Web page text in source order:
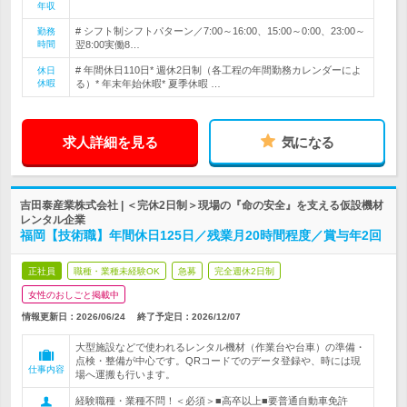
年収
勤務
時間
# シフト制シフトパターン／7:00～16:00、15:00～0:00、23:00～
翌8:00実働8…
休日
休暇
# 年間休日110日* 週休2日制（各工程の年間勤務カレンダーによ
る）* 年末年始休暇* 夏季休暇 …
求人詳細を見る 気になる
吉田泰産業株式会社 | ＜完休2日制＞現場の『命の安全』を支える仮設機材
レンタル企業
福岡【技術職】年間休日125日／残業月20時間程度／賞与年2回
正社員 職種・業種未経験OK 急募 完全週休2日制
女性のおしごと掲載中
情報更新日：2026/06/24 終了予定日： 2026/12/07
仕事内容
大型施設などで使われるレンタル機材（作業台や台車）の準備・
点検・整備が中心です。QRコードでのデータ登録や、時には現
場へ運搬も行います。
経験職種・業種不問！＜必須＞■高卒以上■要普通自動車免許